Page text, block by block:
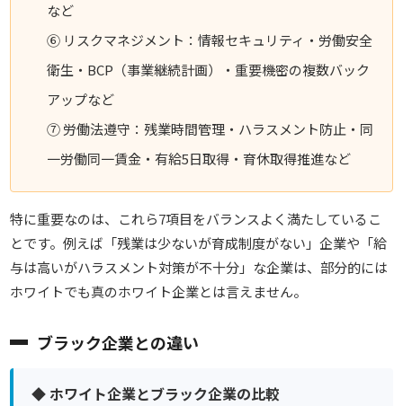
など
⑥ リスクマネジメント：情報セキュリティ・労働安全
衛生・BCP（事業継続計画）・重要機密の複数バック
アップなど
⑦ 労働法遵守：残業時間管理・ハラスメント防止・同
一労働同一賃金・有給5日取得・育休取得推進など
特に重要なのは、これら7項目をバランスよく満たしているこ
とです。例えば「残業は少ないが育成制度がない」企業や「給
与は高いがハラスメント対策が不十分」な企業は、部分的には
ホワイトでも真のホワイト企業とは言えません。
ブラック企業との違い
◆ ホワイト企業とブラック企業の比較